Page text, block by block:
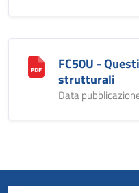
FC50U -
strutturali
Data